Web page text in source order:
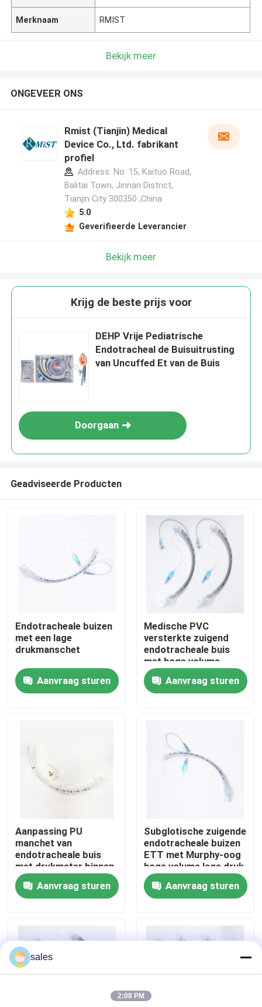
Thuis
Over ons
Kwaliteitscontrole
Contacteer ons
Vraag een offerte aan
ET Buisluchtroute
Laryngeal Maskerluchtroute
Merknaam RMIST
Bekijk meer
ONGEVEER ONS
Rmist (Tianjin) Medical
Device Co., Ltd. fabrikant
profiel
Address: No. 15, Kaituo Road,
Balitai Town, Jinnan District,
Tianjin City 300350 ,China
5.0
Geverifieerde Leverancier
Bekijk meer
Krijg de beste prijs voor
DEHP Vrije Pediatrische
Endotracheal de Buisuitrusting
van Uncuffed Et van de Buis
Doorgaan
Geadviseerde Producten
Endotracheale buizen
met een lage
drukmanschet
Aanvraag sturen
Medische PVC
versterkte zuigend
endotracheale buis
met hoge volume
manchet ETT PU met
drukmeterAanvraag sturen
Aanpassing PU
manchet van
endotracheale buis
met drukmeter binnen
de manchet
Aanvraag sturen
Subglotische zuigende
endotracheale buizen
ETT met Murphy-oog
hoge volume lage druk
manchet
Aanvraag sturen
sales
2:08 PM